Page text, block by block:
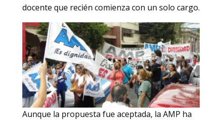
docente que recién comienza con un solo cargo.
Aunque la propuesta fue aceptada, la AMP ha